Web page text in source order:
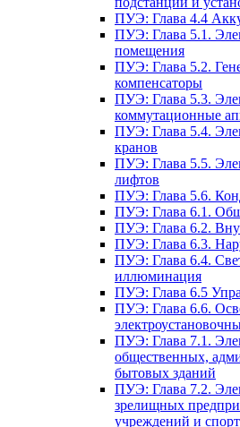
ПУЭ: Глава 4.4
ПУЭ: Глава 5.1.
помещения
ПУЭ: Глава 5.2.
компенсаторы
ПУЭ: Глава 5.3.
коммутационные
ПУЭ: Глава 5.4.
кранов
ПУЭ: Глава 5.5.
лифтов
ПУЭ: Глава 5.6.
ПУЭ: Глава 6.1.
ПУЭ: Глава 6.2.
ПУЭ: Глава 6.3.
ПУЭ: Глава 6.4.
иллюминация
ПУЭ: Глава 6.5
ПУЭ: Глава 6.6.
ПУЭ: Глава 7.1.
общественных,
бытовых зданий
ПУЭ: Глава 7.2.
зрелищных
учреждений и